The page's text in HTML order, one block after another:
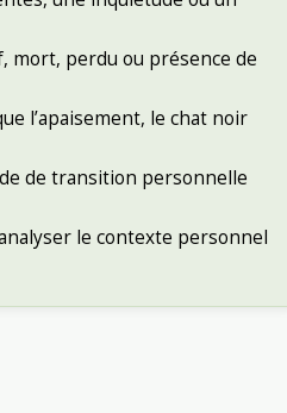
mort, perdu ou présence de
l’apaisement, le chat noir
de transition personnelle
le contexte personnel